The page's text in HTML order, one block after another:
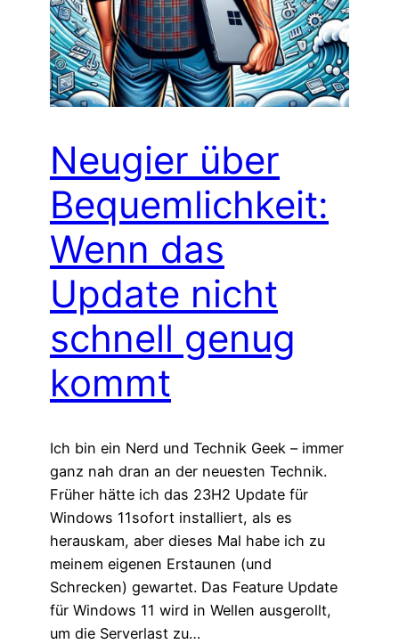
Neugier über
Bequemlichkeit:
Wenn das
Update nicht
schnell genug
kommt
Ich bin ein Nerd und Technik Geek – immer
ganz nah dran an der neuesten Technik.
Früher hätte ich das 23H2 Update für
Windows 11sofort installiert, als es
herauskam, aber dieses Mal habe ich zu
meinem eigenen Erstaunen (und
Schrecken) gewartet. Das Feature Update
für Windows 11 wird in Wellen ausgerollt,
um die Serverlast zu…